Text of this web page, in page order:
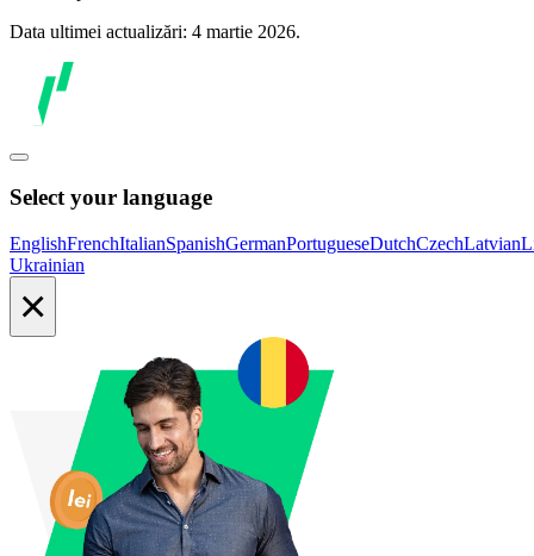
Data ultimei actualizări: 4 martie 2026.
Select your language
EnglishFrenchItalianSpanishGermanPortugueseDutchCzechLatvian
Ukrainian
×